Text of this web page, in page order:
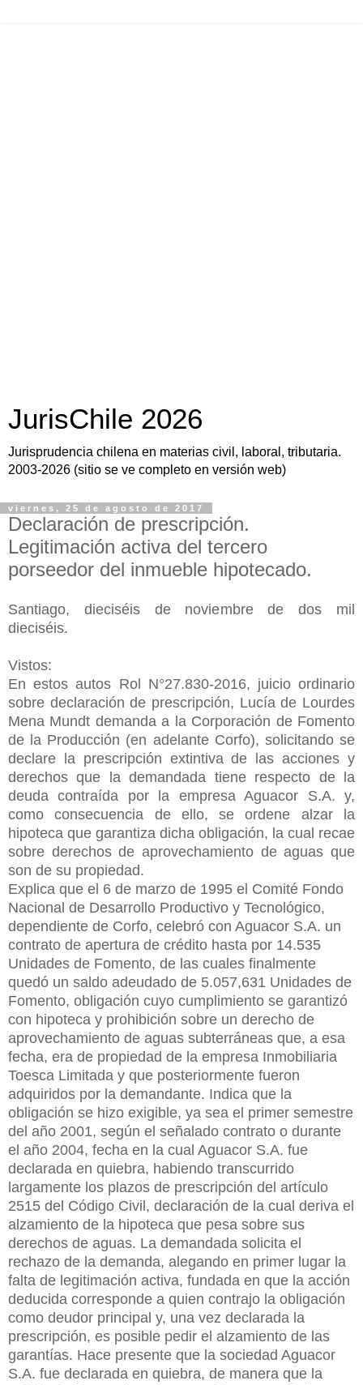
JurisChile 2026
Jurisprudencia chilena en materias civil, laboral, tributaria.
2003-2026 (sitio se ve completo en versión web)
viernes, 25 de agosto de 2017
Declaración de prescripción.
Legitimación activa del tercero
porseedor del inmueble hipotecado.
Santiago, dieciséis de noviembre de dos mil
dieciséis.
Vistos:
En estos autos Rol N°27.830-2016, juicio ordinario
sobre declaración de prescripción, Lucía de Lourdes
Mena Mundt demanda a la Corporación de Fomento
de la Producción (en adelante Corfo), solicitando se
declare la prescripción extintiva de las acciones y
derechos que la demandada tiene respecto de la
deuda contraída por la empresa Aguacor S.A. y,
como consecuencia de ello, se ordene alzar la
hipoteca que garantiza dicha obligación, la cual recae
sobre derechos de aprovechamiento de aguas que
son de su propiedad.
Explica que el 6 de marzo de 1995 el Comité Fondo
Nacional de Desarrollo Productivo y Tecnológico,
dependiente de Corfo, celebró con Aguacor S.A. un
contrato de apertura de crédito hasta por 14.535
Unidades de Fomento, de las cuales finalmente
quedó un saldo adeudado de 5.057,631 Unidades de
Fomento, obligación cuyo cumplimiento se garantizó
con hipoteca y prohibición sobre un derecho de
aprovechamiento de aguas subterráneas que, a esa
fecha, era de propiedad de la empresa Inmobiliaria
Toesca Limitada y que posteriormente fueron
adquiridos por la demandante. Indica que la
obligación se hizo exigible, ya sea el primer semestre
del año 2001, según el señalado contrato o durante
el año 2004, fecha en la cual Aguacor S.A. fue
declarada en quiebra, habiendo transcurrido
largamente los plazos de prescripción del artículo
2515 del Código Civil, declaración de la cual deriva el
alzamiento de la hipoteca que pesa sobre sus
derechos de aguas. La demandada solicita el
rechazo de la demanda, alegando en primer lugar la
falta de legitimación activa, fundada en que la acción
deducida corresponde a quien contrajo la obligación
como deudor principal y, una vez declarada la
prescripción, es posible pedir el alzamiento de las
garantías. Hace presente que la sociedad Aguacor
S.A. fue declarada en quiebra, de manera que la